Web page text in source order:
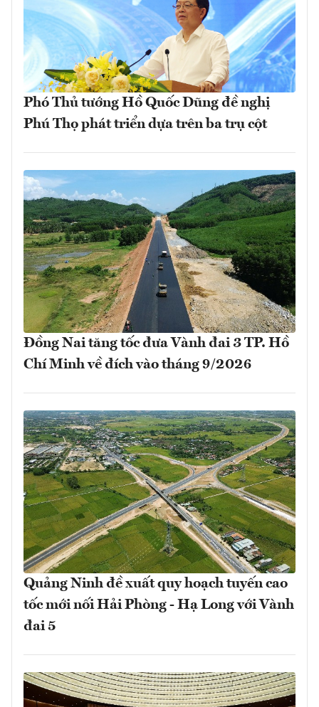
Phó Thủ tướng Hồ Quốc Dũng đề nghị
Phú Thọ phát triển dựa trên ba trụ cột
Đồng Nai tăng tốc đưa Vành đai 3 TP. Hồ
Chí Minh về đích vào tháng 9/2026
Quảng Ninh đề xuất quy hoạch tuyến cao
tốc mới nối Hải Phòng - Hạ Long với Vành
đai 5